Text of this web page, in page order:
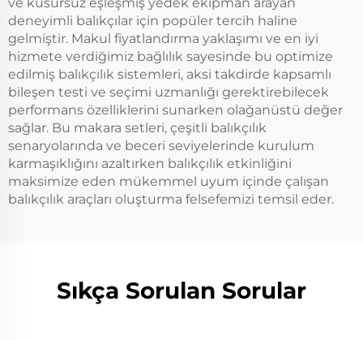
deneyimli balıkçılar için popüler tercih haline
gelmiştir. Makul fiyatlandırma yaklaşımı ve en iyi
hizmete verdiğimiz bağlılık sayesinde bu optimize
edilmiş balıkçılık sistemleri, aksi takdirde kapsamlı
bileşen testi ve seçimi uzmanlığı gerektirebilecek
performans özelliklerini sunarken olağanüstü değer
sağlar. Bu makara setleri, çeşitli balıkçılık
senaryolarında ve beceri seviyelerinde kurulum
karmaşıklığını azaltırken balıkçılık etkinliğini
maksimize eden mükemmel uyum içinde çalışan
balıkçılık araçları oluşturma felsefemizi temsil eder.
Sıkça Sorulan Sorular